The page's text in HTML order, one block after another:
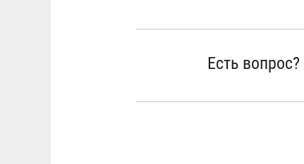
Есть вопрос?